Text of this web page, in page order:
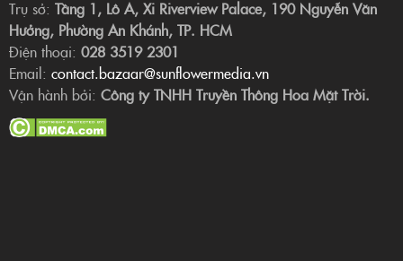
Trụ sở: Tầng 1, Lô A, Xi Riverview Palace, 190 Nguyễn Văn
Hưởng, Phường An Khánh, TP. HCM
Điện thoại: 028 3519 2301
Email: contact.bazaar@sunflowermedia.vn
Vận hành bởi: Công ty TNHH Truyền Thông Hoa Mặt Trời.